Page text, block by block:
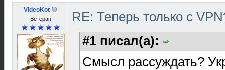
VideoKot
Ветеран
RE: Теперь только с
#1 писал(а):
Смысл рассуждать?